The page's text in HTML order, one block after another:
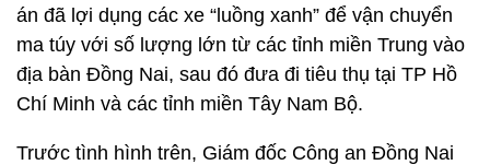
án đã lợi dụng các xe “luồng xanh” để vận chuyển
ma túy với số lượng lớn từ các tỉnh miền Trung vào
địa bàn Đồng Nai, sau đó đưa đi tiêu thụ tại TP Hồ
Chí Minh và các tỉnh miền Tây Nam Bộ.
Trước tình hình trên, Giám đốc Công an Đồng Nai